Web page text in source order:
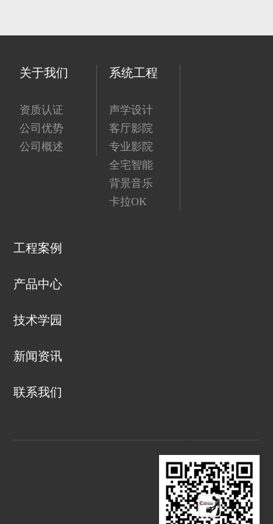
关于我们
资质认证
公司优势
公司概述
系统工程
声学设计
客厅影院
专业影院
全宅智能
背景音乐
卡拉OK
工程案例
产品中心
技术学园
新闻资讯
联系我们